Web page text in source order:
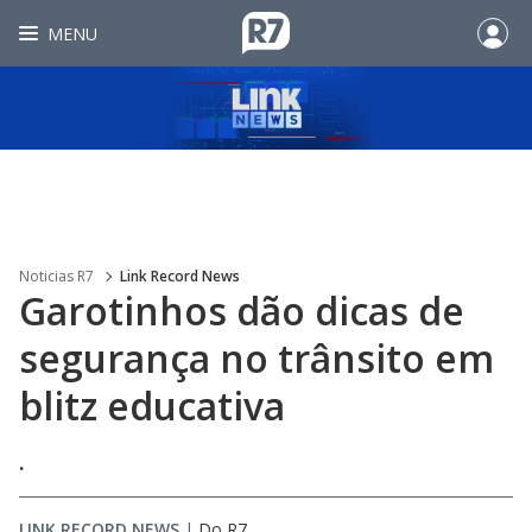
MENU
Noticias R7 Link Record News
Garotinhos dão dicas de
segurança no trânsito em
blitz educativa
.